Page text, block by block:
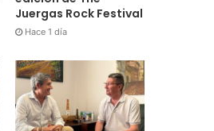
Juergas Rock Festival
Hace 1 día